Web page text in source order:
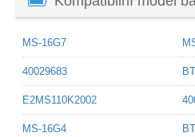
MS-16G7
40029683
E2MS110K2002
MS-16G4